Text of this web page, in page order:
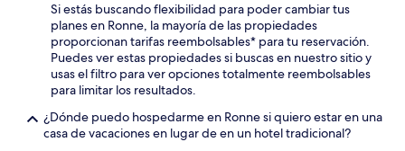
Si estás buscando flexibilidad para poder cambiar tus
planes en Ronne, la mayoría de las propiedades
proporcionan tarifas reembolsables* para tu reservación.
Puedes ver estas propiedades si buscas en nuestro sitio y
usas el filtro para ver opciones totalmente reembolsables
para limitar los resultados.
¿Dónde puedo hospedarme en Ronne si quiero estar en una
casa de vacaciones en lugar de en un hotel tradicional?